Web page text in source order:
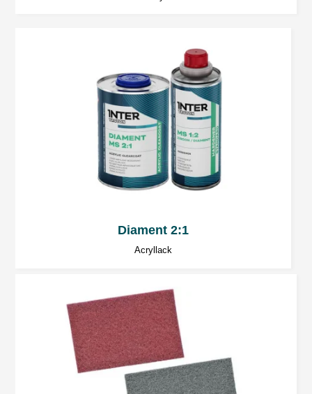
Diament 2:1
Acryllack